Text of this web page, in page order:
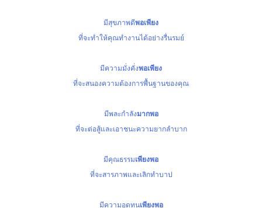
มีสุขภาพดีพอเพียง
ที่จะทำให้คุณทำงานได้อย่างรื่นรมย์
มีความมั่งคั่งพอเพียง
ที่จะสนองความต้องการพื้นฐานของคุณ
มีพละกำลังมากพอ
ที่จะต่อสู้และเอาชนะความยากลำบาก
มีคุณธรรมเพียงพอ
ที่จะสารภาพและเลิกทำบาป
มีความอดทนเพียงพอ